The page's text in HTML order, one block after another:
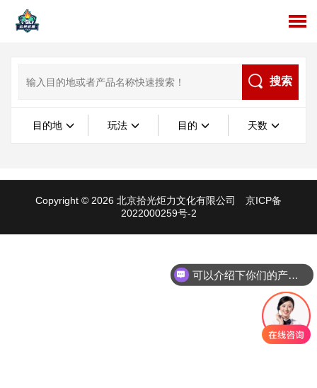
搜索
目的地 玩法 目的 天数
Copyright © 2026 北京拾光炬力文化有限公司 京ICP备
2022000259号-2
可以介绍下你们的产品么